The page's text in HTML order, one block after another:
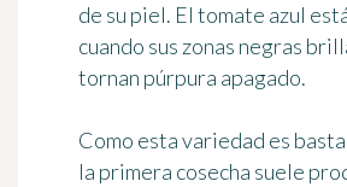
de su piel. El tomate azul
cuando sus zonas negras
tornan púrpura apagado.
Como esta variedad es
la primera cosecha suele